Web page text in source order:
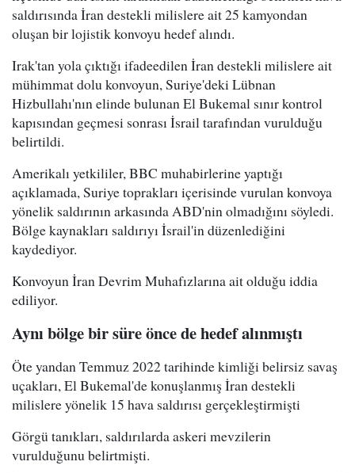
saldırısında İran destekli milislere ait 25 kamyondan
oluşan bir lojistik konvoyu hedef alındı.
Irak'tan yola çıktığı ifadeedilen İran destekli milislere ait
mühimmat dolu konvoyun, Suriye'deki Lübnan
Hizbullahı'nın elinde bulunan El Bukemal sınır kontrol
kapısından geçmesi sonrası İsrail tarafından vurulduğu
belirtildi.
Amerikalı yetkililer, BBC muhabirlerine yaptığı
açıklamada, Suriye toprakları içerisinde vurulan konvoya
yönelik saldırının arkasında ABD'nin olmadığını söyledi.
Bölge kaynakları saldırıyı İsrail'in düzenlediğini
kaydediyor.
Konvoyun İran Devrim Muhafızlarına ait olduğu iddia
ediliyor.
Aynı bölge bir süre önce de hedef alınmıştı
Öte yandan Temmuz 2022 tarihinde kimliği belirsiz savaş
uçakları, El Bukemal'de konuşlanmış İran destekli
milislere yönelik 15 hava saldırısı gerçekleştirmişti
Görgü tanıkları, saldırılarda askeri mevzilerin
vurulduğunu belirtmişti.